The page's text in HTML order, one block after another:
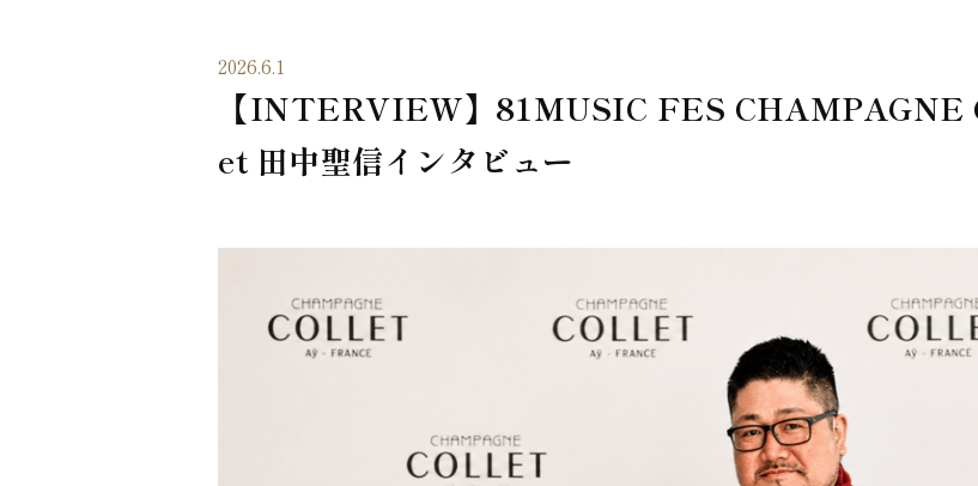
2026.6.1
【INTERVIEW】81MUSIC FES
et 田中聖信インタビュー